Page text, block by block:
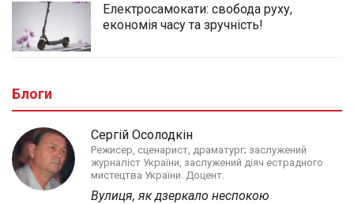
Електросамокати: свобода руху,
економія часу та зручність!
Блоги
Сергій Осолодкін
Режисер, сценарист, драматург; заслужений
журналіст України, заслужений діяч естрадного
мистецтва України. Доцент.
Вулиця, як дзеркало неспокою